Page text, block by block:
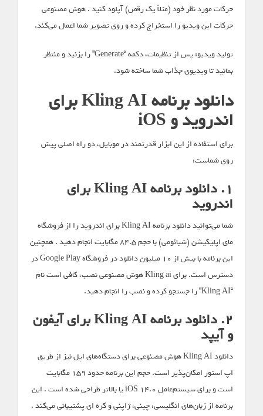
حرکات مورد نظر خود (مثلاً یک رقص) آپلود کنید . هوش مصنوعی
حرکات این ویدیو را استخراج کرده و روی تصویر شما اعمال می‌کند.
تولید ویدیو: پس از تنظیمات، دکمه “Generate” را بزنید و منتظر
بمانید تا ویدیوی جذاب شما ساخته شود.
دانلود برنامه Kling AI برای
اندروید و iOS
برای استفاده از این ابزار قدرتمند در موبایل، دو راه اصلی پیش
روی شماست:
۱. دانلود برنامه Kling AI برای
اندروید
شما می‌توانید دانلود برنامه Kling AI برای اندروید را از فروشگاه
مای اپلیکیشن (شیائومی) با حجم ۸۴.۵ مگابایت انجام دهید . همچنین
این برنامه با بیش از ۱۰ میلیون دانلود در فروشگاه Google Play در
دسترس است. برای Kling ai هوش مصنوعی نصب، کافی است نام
“Kling AI” را جستجو کرده و نصب را انجام دهید.
۲. دانلود برنامه Kling AI برای آیفون
و آیپد
دانلود Kling AI هوش مصنوعی برای دستگاه‌های اپل نیز از طریق
اپ استور امکان‌پذیر است. حجم این برنامه حدود ۱۵۹ مگابایت
است و برای سیستم‌عامل iOS 14.0 یا بالاتر طراحی شده است . این
برنامه از زبان‌های انگلیسی، چینی، ژاپنی و کره ای پشتیبانی می‌کند .